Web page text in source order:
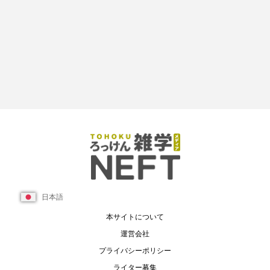
日本語
本サイトについて
運営会社
プライバシーポリシー
ライター募集